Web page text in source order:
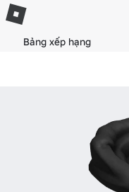
Bảng xếp hạng